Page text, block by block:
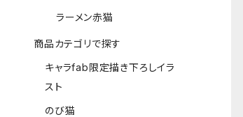
ラーメン赤猫
商品カテゴリで探す
キャラfab限定描き下ろしイラ
スト
のび猫